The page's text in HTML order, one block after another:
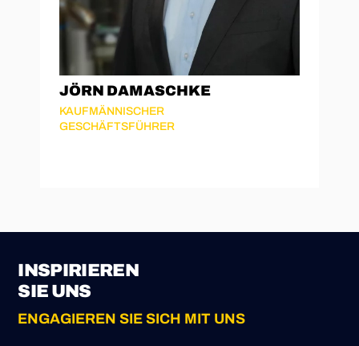
JÖRN DAMASCHKE
KAUFMÄNNISCHER
GESCHÄFTSFÜHRER
INSPIRIEREN
SIE UNS
ENGAGIEREN SIE SICH MIT UNS